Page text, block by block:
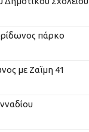
πάρκο
με Ζαϊμη 41